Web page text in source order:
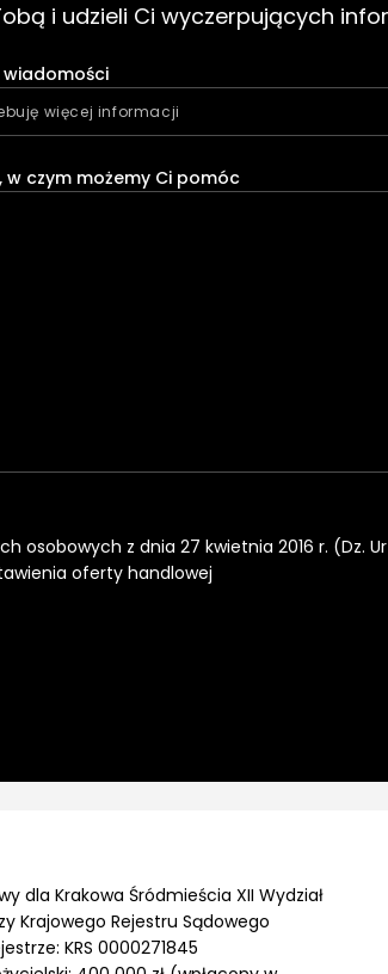
i udzieli Ci wyczerpujących
w czym możemy Ci pomóc
z dnia 27 kwietnia 2016 r. (Dz.
oferty handlowej
dla Krakowa Śródmieścia XII Wydział
Krajowego Rejestru Sądowego
KRS 0000271845